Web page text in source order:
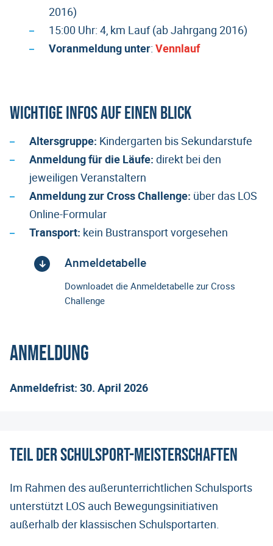
2016)
15:00 Uhr: 4, km Lauf (ab Jahrgang 2016)
Voranmeldung unter: Vennlauf
Wichtige Infos auf einen Blick
Altersgruppe: Kindergarten bis Sekundarstufe
Anmeldung für die Läufe: direkt bei den
jeweiligen Veranstaltern
Anmeldung zur Cross Challenge: über das LOS
Online-Formular
Transport: kein Bustransport vorgesehen
Anmeldetabelle
Downloadet die Anmeldetabelle zur Cross
Challenge
Anmeldung
Anmeldefrist: 30. April 2026
Teil der Schulsport-Meisterschaften
Im Rahmen des außerunterrichtlichen Schulsports
unterstützt LOS auch Bewegungsinitiativen
außerhalb der klassischen Schulsportarten.